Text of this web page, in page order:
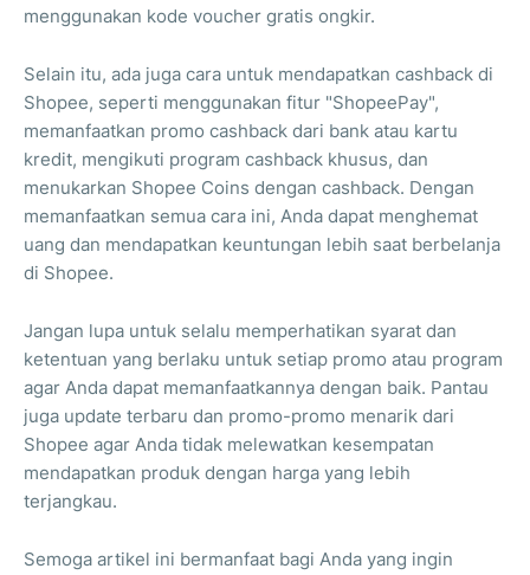
menggunakan kode voucher gratis ongkir.
Selain itu, ada juga cara untuk mendapatkan cashback di
Shopee, seperti menggunakan fitur "ShopeePay",
memanfaatkan promo cashback dari bank atau kartu
kredit, mengikuti program cashback khusus, dan
menukarkan Shopee Coins dengan cashback. Dengan
memanfaatkan semua cara ini, Anda dapat menghemat
uang dan mendapatkan keuntungan lebih saat berbelanja
di Shopee.
Jangan lupa untuk selalu memperhatikan syarat dan
ketentuan yang berlaku untuk setiap promo atau program
agar Anda dapat memanfaatkannya dengan baik. Pantau
juga update terbaru dan promo-promo menarik dari
Shopee agar Anda tidak melewatkan kesempatan
mendapatkan produk dengan harga yang lebih
terjangkau.
Semoga artikel ini bermanfaat bagi Anda yang ingin